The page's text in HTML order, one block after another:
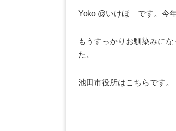
Yoko @いけほ です。今
もうすっかりお馴染みに
た。
池田市役所はこちらです。